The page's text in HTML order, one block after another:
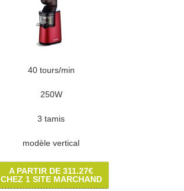
40 tours/min
250W
3 tamis
modèle vertical
A PARTIR DE 311.27€
CHEZ 1 SITE MARCHAND